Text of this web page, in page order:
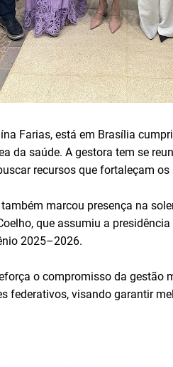
Farias, está em Brasília
da saúde. A gestora tem se
recursos que fortaleçam
marcou presença na
que assumiu a
2025–2026.
o compromisso da gestão
federativos, visando garantir